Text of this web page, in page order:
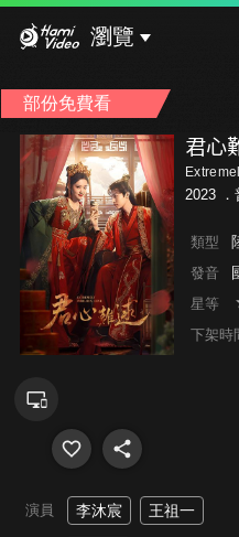
瀏覽
部份免費看
君心
2023 ．
類型
發音
星等
下架時
演員 李沐宸 王祖一